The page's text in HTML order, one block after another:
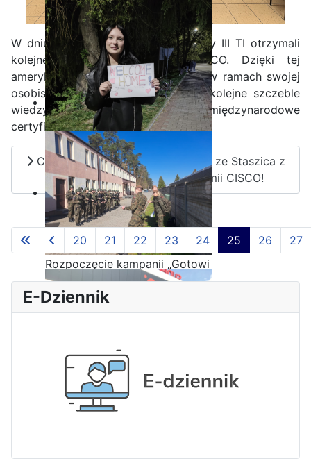
Zakończenie praktyk w
Portugalii
Rozpoczęcie kampanii „Gotowi
na kryzys” w ZSP w Iłży
Pierwszy tydzień praktyk
W dniu 27.03.2025 r. uczniowie klasy III TI otrzymali
kolejne certyfikaty Akademii CISCO. Dzięki tej
amerykańskiej platformie uczniowie w ramach swojej
osobistej ścieżce kariery pokonują kolejne szczeble
wiedzy, potwierdzane przez międzynarodowe
certyfikaty.
Czytaj więcej: Informatycy z III TI ze Staszica z
kolejnymi certyfikatami Akademii CISCO!
Strona 25 z 65
20 21 22 23 24 25 26 27
E-Dziennik